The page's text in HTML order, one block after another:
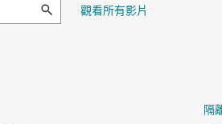
觀看所有影片
隔